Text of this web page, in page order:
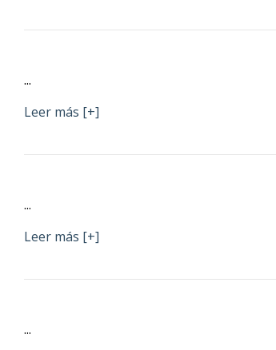
...
Leer más [+]
...
Leer más [+]
...